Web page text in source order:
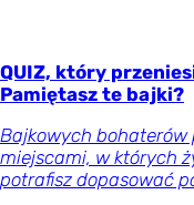
QUIZ, który
Pamiętasz te bajki?
Bajkowych bohaterów
miejscami, w których
potrafisz dopasować